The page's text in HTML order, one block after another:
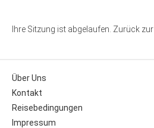
Ihre Sitzung ist abgelaufen. Zurück zur
Über Uns
Kontakt
Reisebedingungen
Impressum